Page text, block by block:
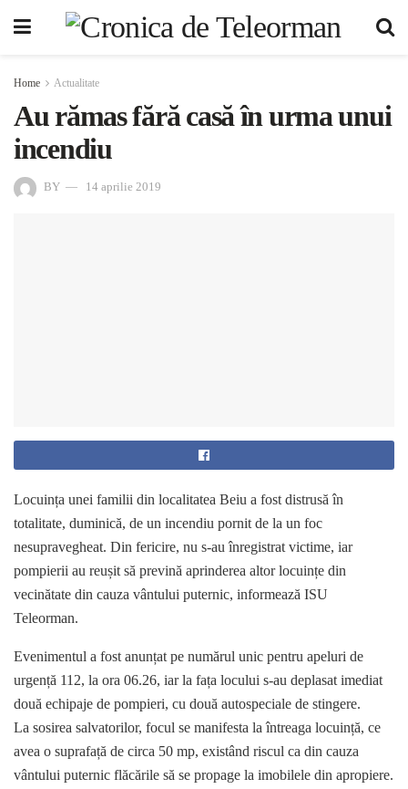
Home Actualitate
Au rămas fără casă în urma unui
incendiu
BY 14 aprilie 2019
Locuința unei familii din localitatea Beiu a fost distrusă în
totalitate, duminică, de un incendiu pornit de la un foc
nesupravegheat. Din fericire, nu s-au înregistrat victime, iar
pompierii au reușit să prevină aprinderea altor locuințe din
vecinătate din cauza vântului puternic, informează ISU
Teleorman.
Evenimentul a fost anunțat pe numărul unic pentru apeluri de
urgență 112, la ora 06.26, iar la fața locului s-au deplasat imediat
două echipaje de pompieri, cu două autospeciale de stingere.
La sosirea salvatorilor, focul se manifesta la întreaga locuință, ce
avea o suprafață de circa 50 mp, existând riscul ca din cauza
vântului puternic flăcările să se propage la imobilele din apropiere.